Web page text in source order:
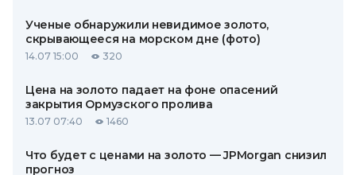
Ученые обнаружили невидимое золото,
скрывающееся на морском дне (фото)
14.07 15:00 320
Цена на золото падает на фоне опасений
закрытия Ормузского пролива
13.07 07:40 1460
Что будет с ценами на золото — JPMorgan снизил
прогноз